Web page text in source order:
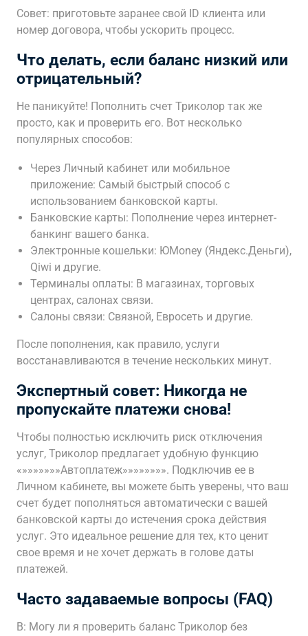
Совет: приготовьте заранее свой ID клиента или
номер договора, чтобы ускорить процесс.
Что делать, если баланс низкий или
отрицательный?
Не паникуйте! Пополнить счет Триколор так же
просто, как и проверить его. Вот несколько
популярных способов:
Через Личный кабинет или мобильное
приложение: Самый быстрый способ с
использованием банковской карты.
Банковские карты: Пополнение через интернет-
банкинг вашего банка.
Электронные кошельки: ЮMoney (Яндекс.Деньги),
Qiwi и другие.
Терминалы оплаты: В магазинах, торговых
центрах, салонах связи.
Салоны связи: Связной, Евросеть и другие.
После пополнения, как правило, услуги
восстанавливаются в течение нескольких минут.
Экспертный совет: Никогда не
пропускайте платежи снова!
Чтобы полностью исключить риск отключения
услуг, Триколор предлагает удобную функцию
«»»»»»»»Автоплатеж»»»»»»»». Подключив ее в
Личном кабинете, вы можете быть уверены, что ваш
счет будет пополняться автоматически с вашей
банковской карты до истечения срока действия
услуг. Это идеальное решение для тех, кто ценит
свое время и не хочет держать в голове даты
платежей.
Часто задаваемые вопросы (FAQ)
В: Могу ли я проверить баланс Триколор без